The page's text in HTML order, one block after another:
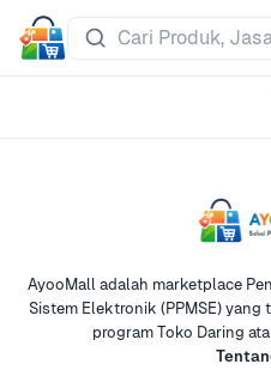
AyooMall adalah marketplace
Sistem Elektronik (PPMSE)
program Toko Daring